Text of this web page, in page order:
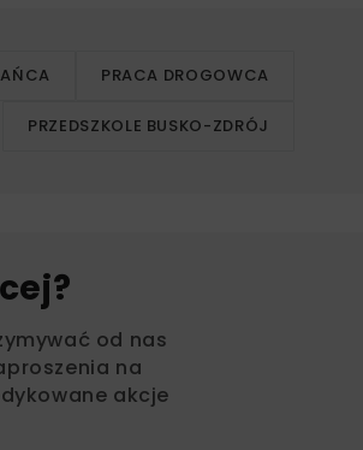
PRACA DROGOWCA
PRZEDSZKOLE BUSKO-ZDRÓJ
od nas
na
akcje